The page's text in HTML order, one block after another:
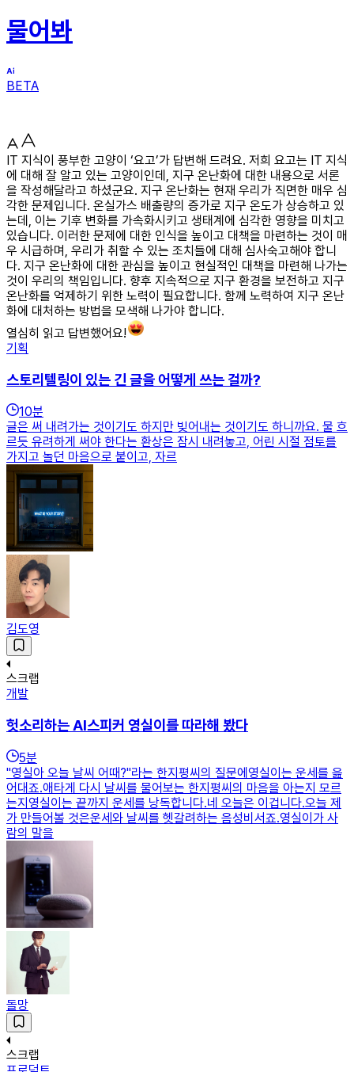
물어봐
BETA
IT 지식이 풍부한 고양이 ‘요고’가 답변해 드려요. 저희 요고는 IT 지식
에 대해 잘 알고 있는 고양이인데, 지구 온난화에 대한 내용으로 서론
을 작성해달라고 하셨군요. 지구 온난화는 현재 우리가 직면한 매우 심
각한 문제입니다. 온실가스 배출량의 증가로 지구 온도가 상승하고 있
는데, 이는 기후 변화를 가속화시키고 생태계에 심각한 영향을 미치고
있습니다. 이러한 문제에 대한 인식을 높이고 대책을 마련하는 것이 매
우 시급하며, 우리가 취할 수 있는 조치들에 대해 심사숙고해야 합니
다. 지구 온난화에 대한 관심을 높이고 현실적인 대책을 마련해 나가는
것이 우리의 책임입니다. 향후 지속적으로 지구 환경을 보전하고 지구
온난화를 억제하기 위한 노력이 필요합니다. 함께 노력하여 지구 온난
화에 대처하는 방법을 모색해 나가야 합니다.
열심히 읽고 답변했어요!
기획
스토리텔링이 있는 긴 글을 어떻게 쓰는 걸까?
10분
글은 써 내려가는 것이기도 하지만 빚어내는 것이기도 하니까요. 물 흐
르듯 유려하게 써야 한다는 환상은 잠시 내려놓고, 어린 시절 점토를
가지고 놀던 마음으로 붙이고, 자르
김도영
스크랩
개발
헛소리하는 AI스피커 영실이를 따라해 봤다
5분
"영실아 오늘 날씨 어때?"라는 한지평씨의 질문에영실이는 운세를 읊
어대죠.애타게 다시 날씨를 물어보는 한지평씨의 마음을 아는지 모르
는지영실이는 끝까지 운세를 낭독합니다.네 오늘은 이겁니다.오늘 제
가 만들어볼 것은운세와 날씨를 헷갈려하는 음성비서죠.영실이가 사
람의 말을
돌망
스크랩